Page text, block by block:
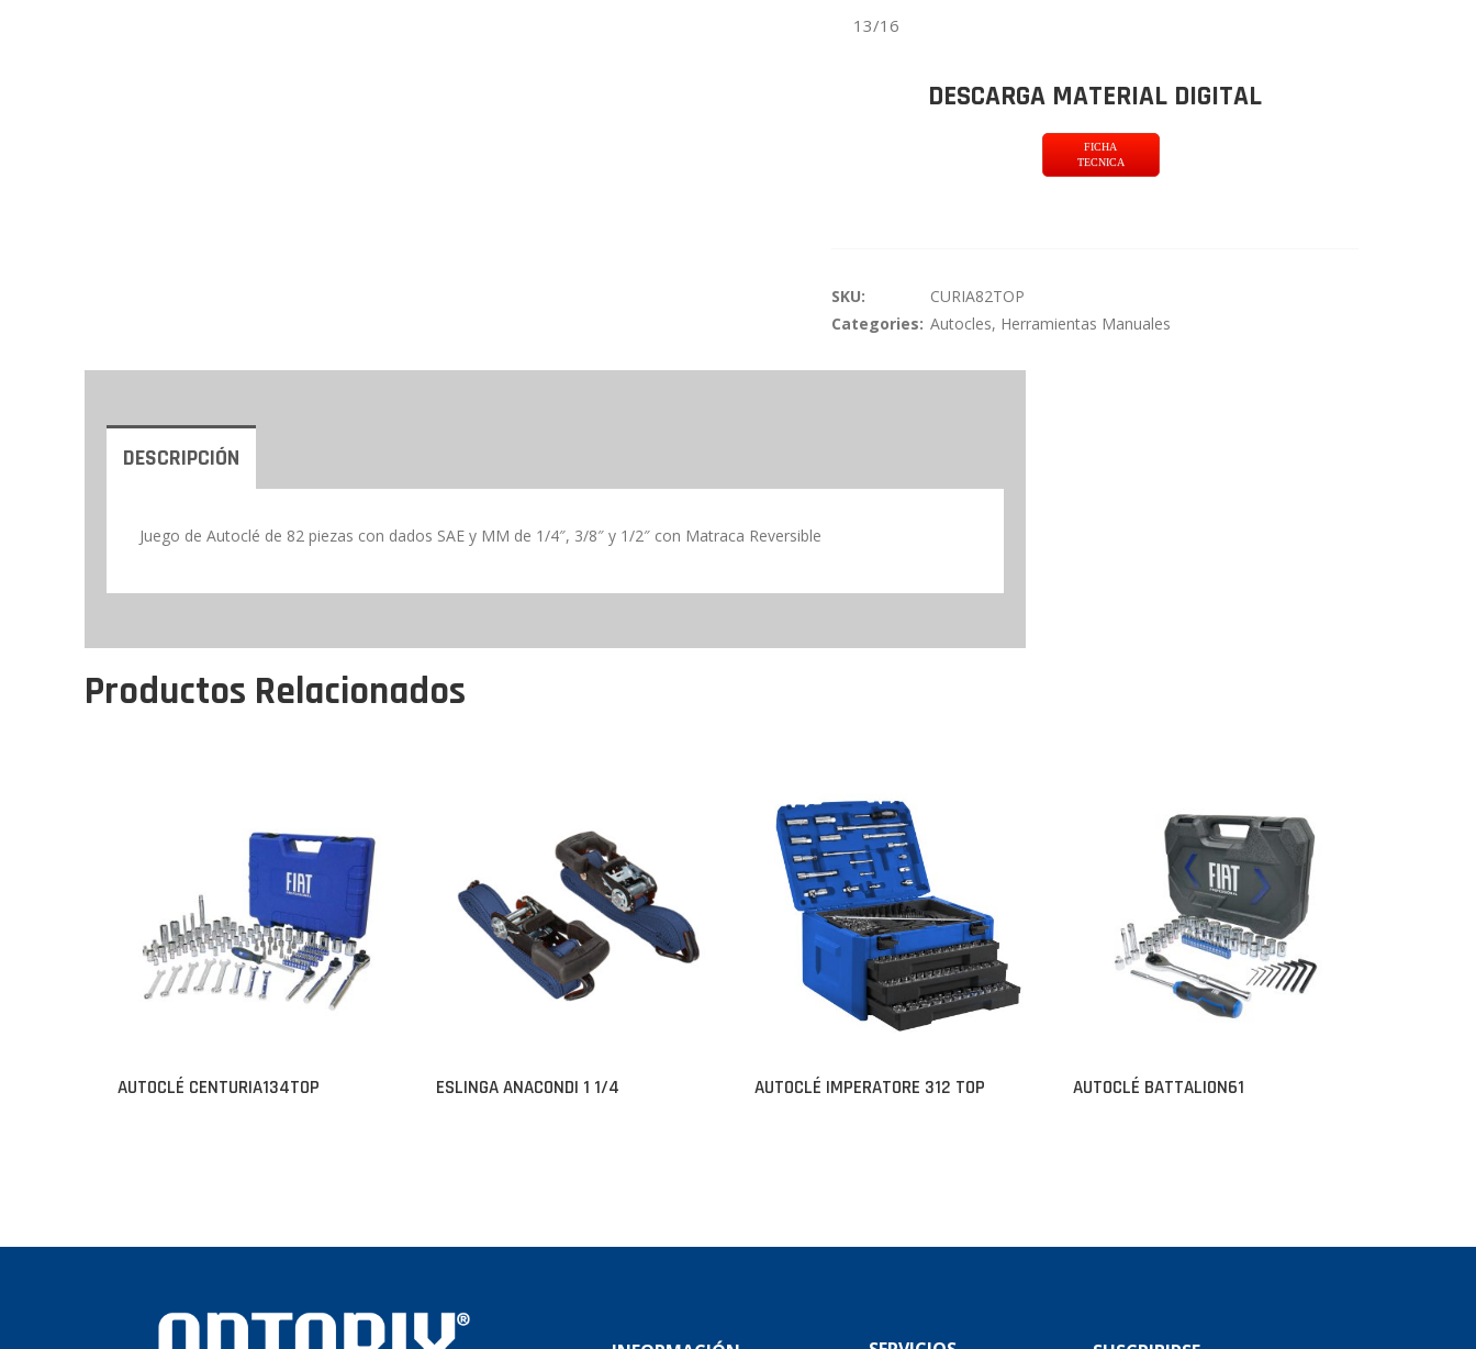
13/16
DESCARGA MATERIAL DIGITAL
FICHA
TECNICA
SKU:
CURIA82TOP
Categories: Autocles, Herramientas Manuales
DESCRIPCIÓN
Juego de Autoclé de 82 piezas con dados SAE y MM de 1/4″, 3/8″ y 1/2″ con Matraca Reversible
Productos Relacionados
AUTOCLÉ CENTURIA134TOP ESLINGA ANACONDI 1 1/4 AUTOCLÉ IMPERATORE 312 TOP AUTOCLÉ BATTALION61